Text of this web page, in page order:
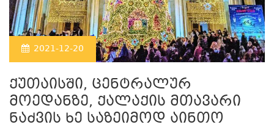
2021-12-20
ქუთაისში, ცენტრალურ
მოედანზე, ქალაქის მთავარი
ნაძვის ხე საზეიმოდ აინთო